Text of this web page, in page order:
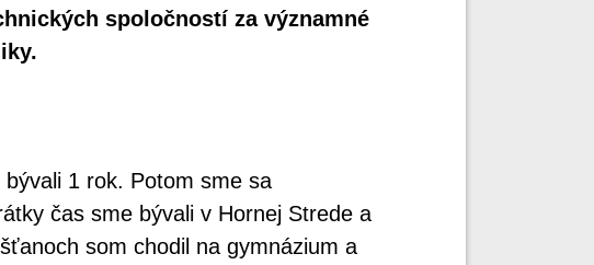
spoločností za významné
1 rok. Potom sme sa
čas sme bývali v Hornej Strede a
som chodil na gymnázium a